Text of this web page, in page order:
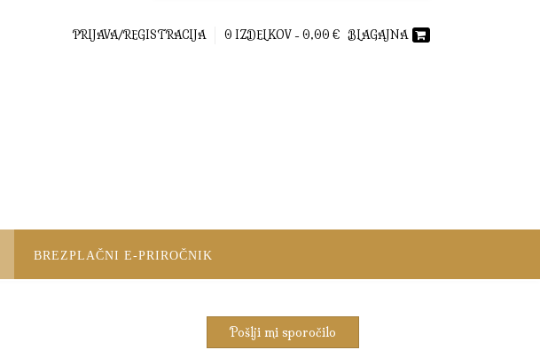
PRIJAVA/REGISTRACIJA 0 IZDELKOV - 0,00 € BLAGAJNA
BREZPLAČNI E-PRIROČNIK